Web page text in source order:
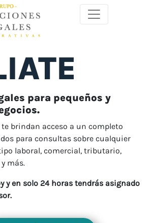
para pequeños y
brindan acceso a un completo
para consultas sobre cualquier
laboral, comercial, tributario,
más.
y en solo 24 horas tendrás asignado